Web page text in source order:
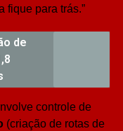
fique para trás.”
de
controle de
(criação de rotas de